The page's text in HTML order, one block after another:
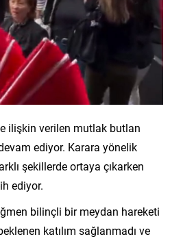
ilişkin verilen mutlak butlan
ediyor. Karara yönelik
şekillerde ortaya çıkarken
ediyor.
bilinçli bir meydan hareketi
katılım sağlanmadı ve